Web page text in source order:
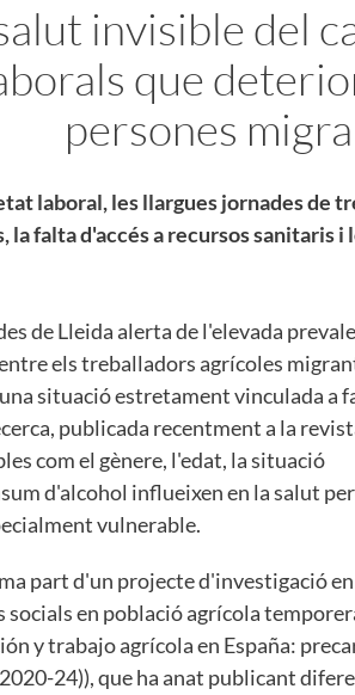
invisible del
que
persones
laboral, les llargues jornades de
la falta d'accés a recursos sanitaris
de Lleida alerta de l'elevada
els treballadors agrícoles
situació estretament vinculada a
publicada recentment a la
com el gènere, l'edat, la situació
d'alcohol influeixen en la salut
vulnerable.
part d'un projecte d'investigació
en població agrícola
y trabajo agrícola en España:
24)), que ha anat publicant